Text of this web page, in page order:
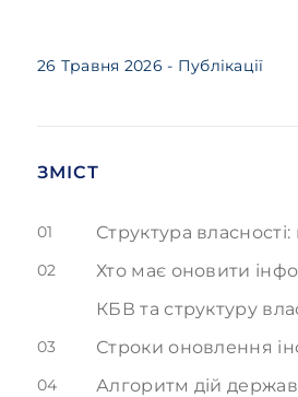
26 Травня 2026 - Публікації
ЗМІСТ
01 Структура
02
Хто має оновити
КБВ та структуру
03 Строки оновлення
04
Алгоритм дій